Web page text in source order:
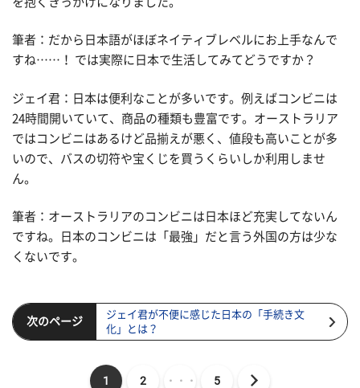
筆者：だから日本語がほぼネイティブレベルにお上手なんで
すね……！ では実際に日本で生活してみてどうですか？
ジェイ君：日本は便利なことが多いです。例えばコンビニは
24時間開いていて、商品の種類も豊富です。オーストラリア
ではコンビニはあるけど品揃えが悪く、値段も高いことが多
いので、バスの切符や宝くじを買うくらいしか利用しませ
ん。
筆者：オーストラリアのコンビニは日本ほど充実してないん
ですね。日本のコンビニは「最強」だと言う外国の方は少な
くないです。
次のページ
ジェイ君が不便に感じた日本の「手続き文
化」とは？
1 2 ・・・ 5